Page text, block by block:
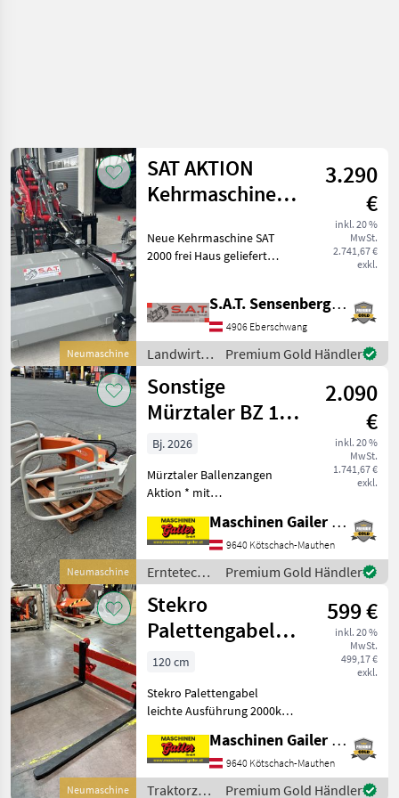
Neumaschine
SAT AKTION
Kehrmaschine
3.290
€
inkl. 20 %
MwSt.
2.741,67 €
exkl.
Neue Kehrmaschine SAT
2000 frei Haus geliefert
Kehrmaschine ist der
robuste Allrounder für das
Reinigen stark
verschmutzter
S.A.T. Sensenberger Agrar-Technik
4906 Eberschwang
Landwirtsch.
Motorfahrzeuge
/ SAT
Premium Gold Händler
Neumaschine
Sonstige
Mürztaler BZ 120
E Ballenzange
Haueraufnahme
2.090
€
inkl. 20 %
MwSt.
1.741,67 €
exkl.
Bj. 2026
Mürztaler Ballenzangen
Aktion * mit
Besonders schonende
Ballenaufnahme über
Greiferrahmen und
Grundrahmen. * Sicherer
Halt der Ballen über dopp
Maschinen Gailer GmbH
9640 Kötschach-Mauthen
Erntetechnik
Grünland /
Sonstige
Premium Gold Händler
Neumaschine
Stekro
Palettengabel
Euro Leicht
EINFÜHRUNGSAKTION
!
599 €
inkl. 20 %
MwSt.
499,17 €
exkl.
120 cm
Stekro Palettengabel
leichte Ausführung 2000kg
Zinkenlänge 120 cm *
Zinkendimension Breite 800
mm, Stärke 40 mm *
Maschinen Gailer GmbH
9640 Kötschach-Mauthen
TraktorzubehörPremium Gold Händler